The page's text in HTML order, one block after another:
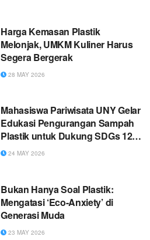
Harga Kemasan Plastik
Melonjak, UMKM Kuliner Harus
Segera Bergerak
28 MAY 2026
Mahasiswa Pariwisata UNY Gelar
Edukasi Pengurangan Sampah
Plastik untuk Dukung SDGs 12
dan 4 di SDN Sinduadi Timur
24 MAY 2026
Bukan Hanya Soal Plastik:
Mengatasi ‘Eco-Anxiety’ di
Generasi Muda
23 MAY 2026